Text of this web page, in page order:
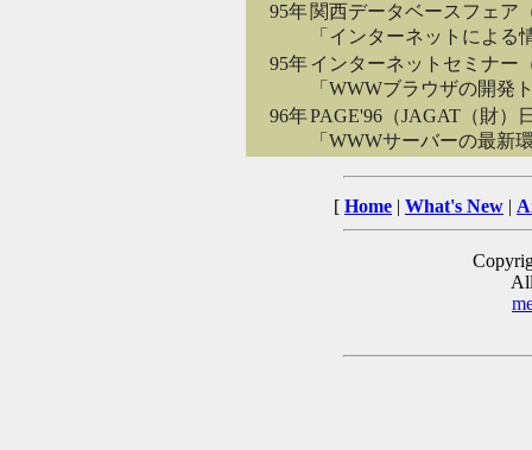
95年関西データベースフェア
「インターネットによる
95年インターネットセミナー
「WWWブラウザの開発
96年PAGE'96（JAGAT（財）
「WWWサーバーの最新
[ Home | What's New |